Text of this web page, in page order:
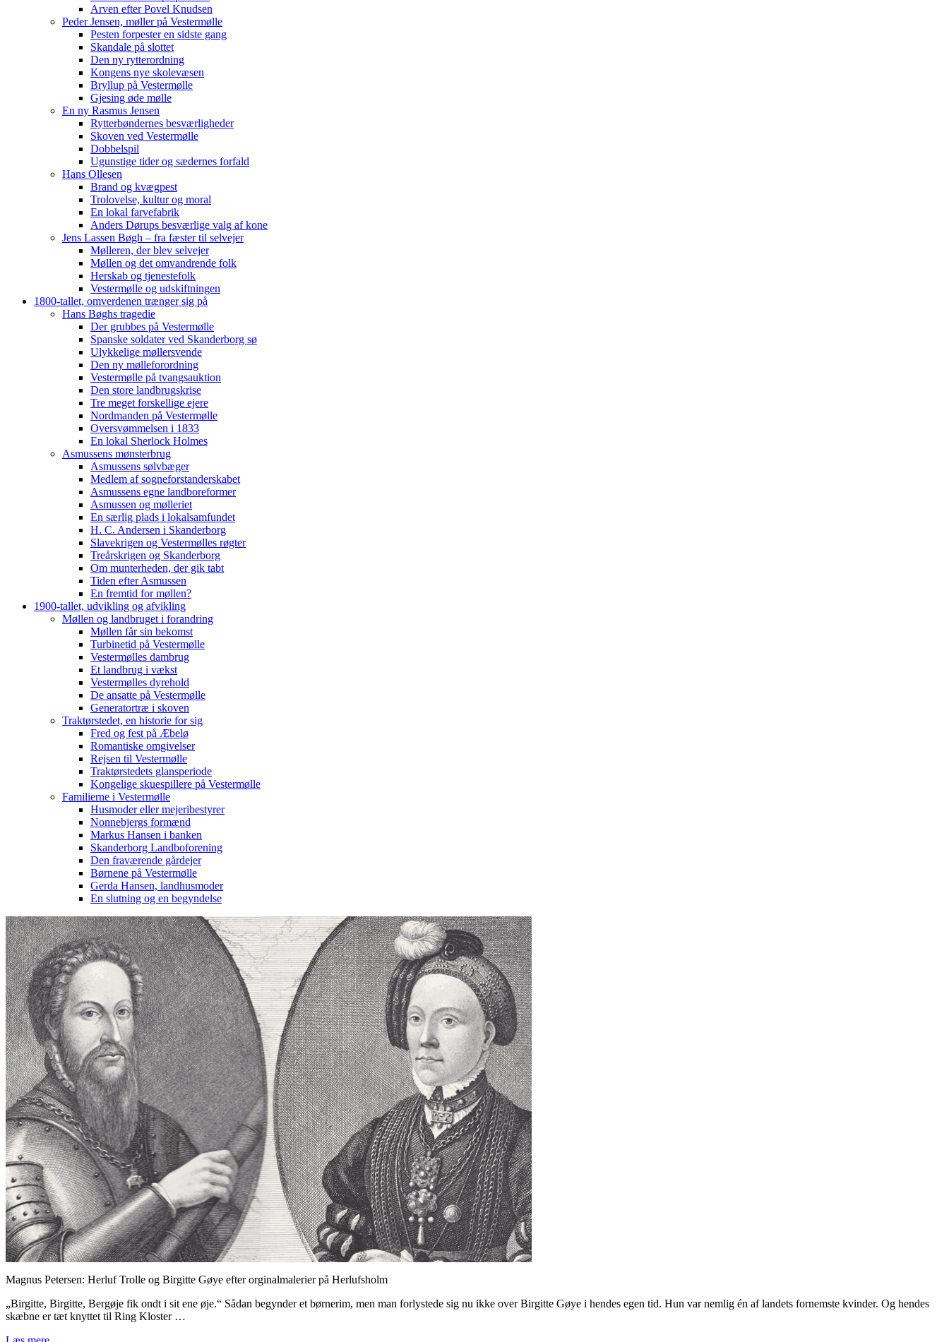
Arven efter Povel Knudsen
Peder Jensen, møller på Vestermølle
Pesten forpester en sidste gang
Skandale på slottet
Den ny rytterordning
Kongens nye skolevæsen
Bryllup på Vestermølle
Gjesing øde mølle
En ny Rasmus Jensen
Rytterbøndernes besværligheder
Skoven ved Vestermølle
Dobbelspil
Ugunstige tider og sædernes forfald
Hans Ollesen
Brand og kvægpest
Trolovelse, kultur og moral
En lokal farvefabrik
Anders Dørups besværlige valg af kone
Jens Lassen Bøgh – fra fæster til selvejer
Mølleren, der blev selvejer
Møllen og det omvandrende folk
Herskab og tjenestefolk
Vestermølle og udskiftningen
1800-tallet, omverdenen trænger sig på
Hans Bøghs tragedie
Der grubbes på Vestermølle
Spanske soldater ved Skanderborg sø
Ulykkelige møllersvende
Den ny mølleforordning
Vestermølle på tvangsauktion
Den store landbrugskrise
Tre meget forskellige ejere
Nordmanden på Vestermølle
Oversvømmelsen i 1833
En lokal Sherlock Holmes
Asmussens mønsterbrug
Asmussens sølvbæger
Medlem af sogneforstanderskabet
Asmussens egne landboreformer
Asmussen og mølleriet
En særlig plads i lokalsamfundet
H. C. Andersen i Skanderborg
Slavekrigen og Vestermølles røgter
Treårskrigen og Skanderborg
Om munterheden, der gik tabt
Tiden efter Asmussen
En fremtid for møllen?
1900-tallet, udvikling og afvikling
Møllen og landbruget i forandring
Møllen får sin bekomst
Turbinetid på Vestermølle
Vestermølles dambrug
Et landbrug i vækst
Vestermølles dyrehold
De ansatte på Vestermølle
Generatortræ i skoven
Traktørstedet, en historie for sig
Fred og fest på Æbelø
Romantiske omgivelser
Rejsen til Vestermølle
Traktørstedets glansperiode
Kongelige skuespillere på Vestermølle
Familierne i Vestermølle
Husmoder eller mejeribestyrer
Nonnebjergs formænd
Markus Hansen i banken
Skanderborg Landboforening
Den fraværende gårdejer
Børnene på Vestermølle
Gerda Hansen, landhusmoder
En slutning og en begyndelse
Magnus Petersen: Herluf Trolle og Birgitte Gøye efter orginalmalerier på Herlufsholm
„Birgitte, Birgitte, Bergøje fik ondt i sit ene øje.“ Sådan begynder et børnerim, men man forlystede sig nu ikke over Birgitte Gøye i hendes egen tid. Hun var nemlig én af landets fornemste kvinder. Og hendes
skæbne er tæt knyttet til Ring Kloster …